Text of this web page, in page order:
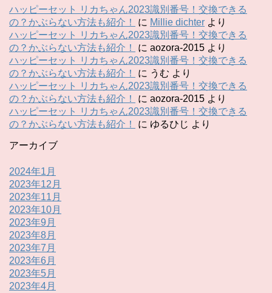
ハッピーセット リカちゃん2023識別番号！交換できる
の？かぶらない方法も紹介！
に Millie dichter より
ハッピーセット リカちゃん2023識別番号！交換できる
の？かぶらない方法も紹介！
に aozora-2015 より
ハッピーセット リカちゃん2023識別番号！交換できる
の？かぶらない方法も紹介！
に うむ より
ハッピーセット リカちゃん2023識別番号！交換できる
の？かぶらない方法も紹介！
に aozora-2015 より
ハッピーセット リカちゃん2023識別番号！交換できる
の？かぶらない方法も紹介！
に ゆるひじ より
アーカイブ
2024年1月
2023年12月
2023年11月
2023年10月
2023年9月
2023年8月
2023年7月
2023年6月
2023年5月
2023年4月